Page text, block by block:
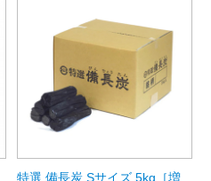
特選 備長炭 Sサイズ 5kg［増